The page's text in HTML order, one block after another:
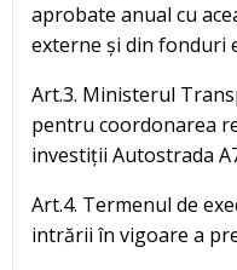
aprobate anual cu
externe și din fonduri
Art.3. Ministerul
pentru coordonarea
investiții Autostrada
Art.4. Termenul de
intrării în vigoare a